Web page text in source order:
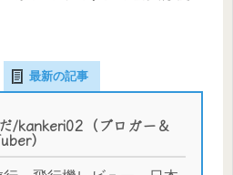
最新の記事
/kankeri02（ブロガー＆
）